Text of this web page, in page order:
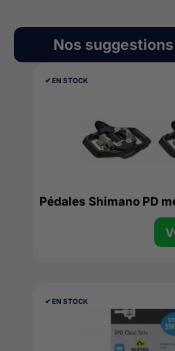
Nos
✔︎ EN STOCK
Pédales Shimano PD
✔︎ EN STOCK